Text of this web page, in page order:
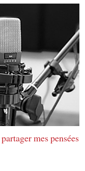
partager mes pensées